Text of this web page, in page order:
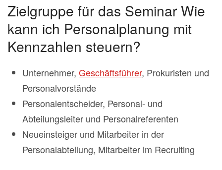
Zielgruppe für das Seminar Wie
kann ich Personalplanung mit
Kennzahlen steuern?
Unternehmer, Geschäftsführer, Prokuristen und
Personalvorstände
Personalentscheider, Personal- und
Abteilungsleiter und Personalreferenten
Neueinsteiger und Mitarbeiter in der
Personalabteilung, Mitarbeiter im Recruiting